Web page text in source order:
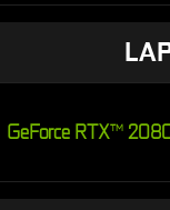
GeForce RTXTM